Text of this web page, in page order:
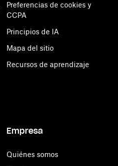
Preferencias de cookies y
CCPA
Principios de IA
Mapa del sitio
Recursos de aprendizaje
Empresa
Quiénes somos